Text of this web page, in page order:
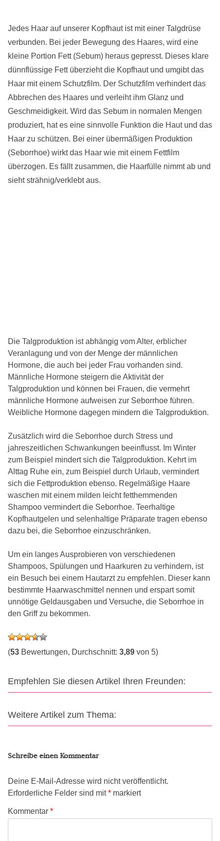
Jedes Haar auf unserer Kopfhaut ist mit einer Talgdrüse
verbunden. Bei jeder Bewegung des Haares, wird eine
kleine Portion Fett (Sebum) heraus gepresst. Dieses klare
dünnflüssige Fett überzieht die Kopfhaut und umgibt das
Haar mit einem Schutzfilm. Der Schutzfilm verhindert das
Abbrechen des Haares und verleiht ihm Glanz und
Geschmeidigkeit. Wird das Sebum in normalen Mengen
produziert, hat es eine sinnvolle Funktion die Haut und das
Haar zu schützen. Bei einer übermäßigen Produktion
(Seborrhoe) wirkt das Haar wie mit einem Fettfilm
überzogen. Es fällt zusammen, die Haarfülle nimmt ab und
sieht strähnig/verklebt aus.
Die Talgproduktion ist abhängig vom Alter, erblicher
Veranlagung und von der Menge der männlichen
Hormone, die auch bei jeder Frau vorhanden sind.
Männliche Hormone steigern die Aktivität der
Talgproduktion und können bei Frauen, die vermehrt
männliche Hormone aufweisen zur Seborrhoe führen.
Weibliche Hormone dagegen mindern die Talgproduktion.
Zusätzlich wird die Seborrhoe durch Stress und
jahreszeitlichen Schwankungen beeinflusst. Im Winter
zum Beispiel mindert sich die Talgproduktion. Kehrt im
Alttag Ruhe ein, zum Beispiel durch Urlaub, vermindert
sich die Fettproduktion ebenso. Regelmäßige Haare
waschen mit einem milden leicht fetthemmenden
Shampoo vermindert die Seborrhoe. Teerhaltige
Kopfhautgelen und selenhaltige Präparate tragen ebenso
dazu bei, die Seborrhoe einzuschränken.
Um ein langes Ausprobieren von verschiedenen
Shampoos, Spülungen und Haarkuren zu verhindern, ist
ein Besuch bei einem Hautarzt zu empfehlen. Dieser kann
bestimmte Haarwaschmittel nennen und erspart somit
unnötige Geldausgaben und Versuche, die Seborrhoe in
den Griff zu bekommen.
(53 Bewertungen, Durchschnitt: 3,89 von 5)
Empfehlen Sie diesen Artikel Ihren Freunden:
Weitere Artikel zum Thema:
Schreibe einen Kommentar
Deine E-Mail-Adresse wird nicht veröffentlicht.
Erforderliche Felder sind mit* markiert
Kommentar *